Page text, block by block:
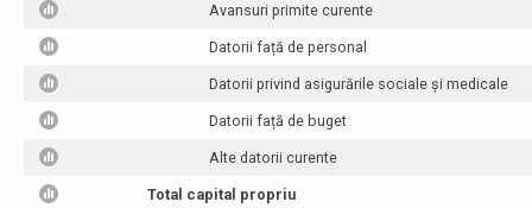
Avansuri primite curente
Datorii față de personal
Datorii privind asigurările sociale și medicale
Datorii față de buget
Alte datorii curente
Total capital propriu